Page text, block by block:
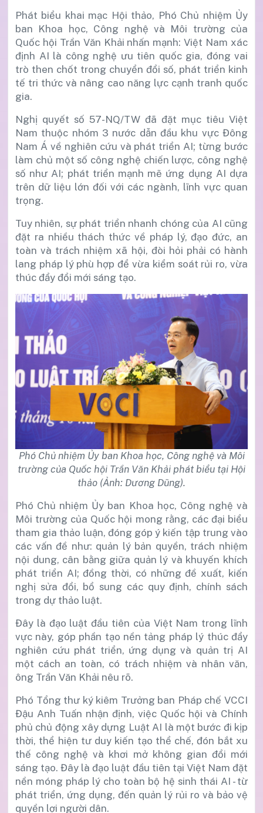
Phát biểu khai mạc Hội thảo, Phó Chủ nhiệm Ủy
ban Khoa học, Công nghệ và Môi trường của
Quốc hội Trần Văn Khải nhấn mạnh: Việt Nam xác
định AI là công nghệ ưu tiên quốc gia, đóng vai
trò then chốt trong chuyển đổi số, phát triển kinh
tế tri thức và nâng cao năng lực cạnh tranh quốc
gia.
Nghị quyết số 57-NQ/TW đã đặt mục tiêu Việt
Nam thuộc nhóm 3 nước dẫn đầu khu vực Đông
Nam Á về nghiên cứu và phát triển AI; từng bước
làm chủ một số công nghệ chiến lược, công nghệ
số như AI; phát triển mạnh mẽ ứng dụng AI dựa
trên dữ liệu lớn đối với các ngành, lĩnh vực quan
trọng.
Tuy nhiên, sự phát triển nhanh chóng của AI cũng
đặt ra nhiều thách thức về pháp lý, đạo đức, an
toàn và trách nhiệm xã hội, đòi hỏi phải có hành
lang pháp lý phù hợp để vừa kiểm soát rủi ro, vừa
thúc đẩy đổi mới sáng tạo.
Phó Chủ nhiệm Ủy ban Khoa học, Công nghệ và Môi
trường của Quốc hội Trần Văn Khải phát biểu tại Hội
thảo (Ảnh: Dương Dũng).
Phó Chủ nhiệm Ủy ban Khoa học, Công nghệ và
Môi trường của Quốc hội mong rằng, các đại biểu
tham gia thảo luận, đóng góp ý kiến tập trung vào
các vấn đề như: quản lý bản quyền, trách nhiệm
nội dung, cân bằng giữa quản lý và khuyến khích
phát triển AI; đồng thời, có những đề xuất, kiến
nghị sửa đổi, bổ sung các quy định, chính sách
trong dự thảo luật.
Đây là đạo luật đầu tiên của Việt Nam trong lĩnh
vực này, góp phần tạo nền tảng pháp lý thúc đẩy
nghiên cứu phát triển, ứng dụng và quản trị AI
một cách an toàn, có trách nhiệm và nhân văn,
ông Trần Văn Khải nêu rõ.
Phó Tổng thư ký kiêm Trưởng ban Pháp chế VCCI
Đậu Anh Tuấn nhận định, việc Quốc hội và Chính
phủ chủ động xây dựng Luật AI là một bước đi kịp
thời, thể hiện tư duy kiến tạo thể chế, đón bắt xu
thế công nghệ và khơi mở không gian đổi mới
sáng tạo. Đây là đạo luật đầu tiên tại Việt Nam đặt
nền móng pháp lý cho toàn bộ hệ sinh thái AI - từ
phát triển, ứng dụng, đến quản lý rủi ro và bảo vệ
quyền lợi người dân.